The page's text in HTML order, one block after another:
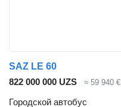
SAZ LE 60
822 000 000 UZS
≈ 59 940 €
Городской автобус